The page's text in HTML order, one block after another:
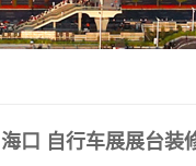
海口 自行车展展台装